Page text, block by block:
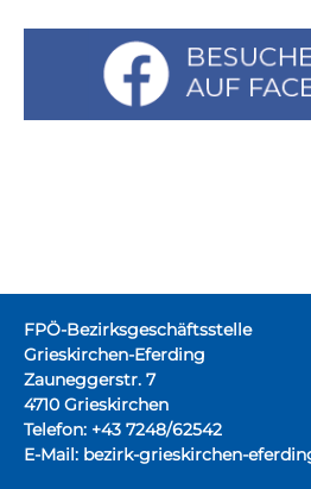
FPÖ-Bezirksgeschäftsstelle
Grieskirchen-Eferding
Zauneggerstr. 7
4710 Grieskirchen
Telefon: +43 7248/62542
E-Mail: bezirk-grieskirchen-